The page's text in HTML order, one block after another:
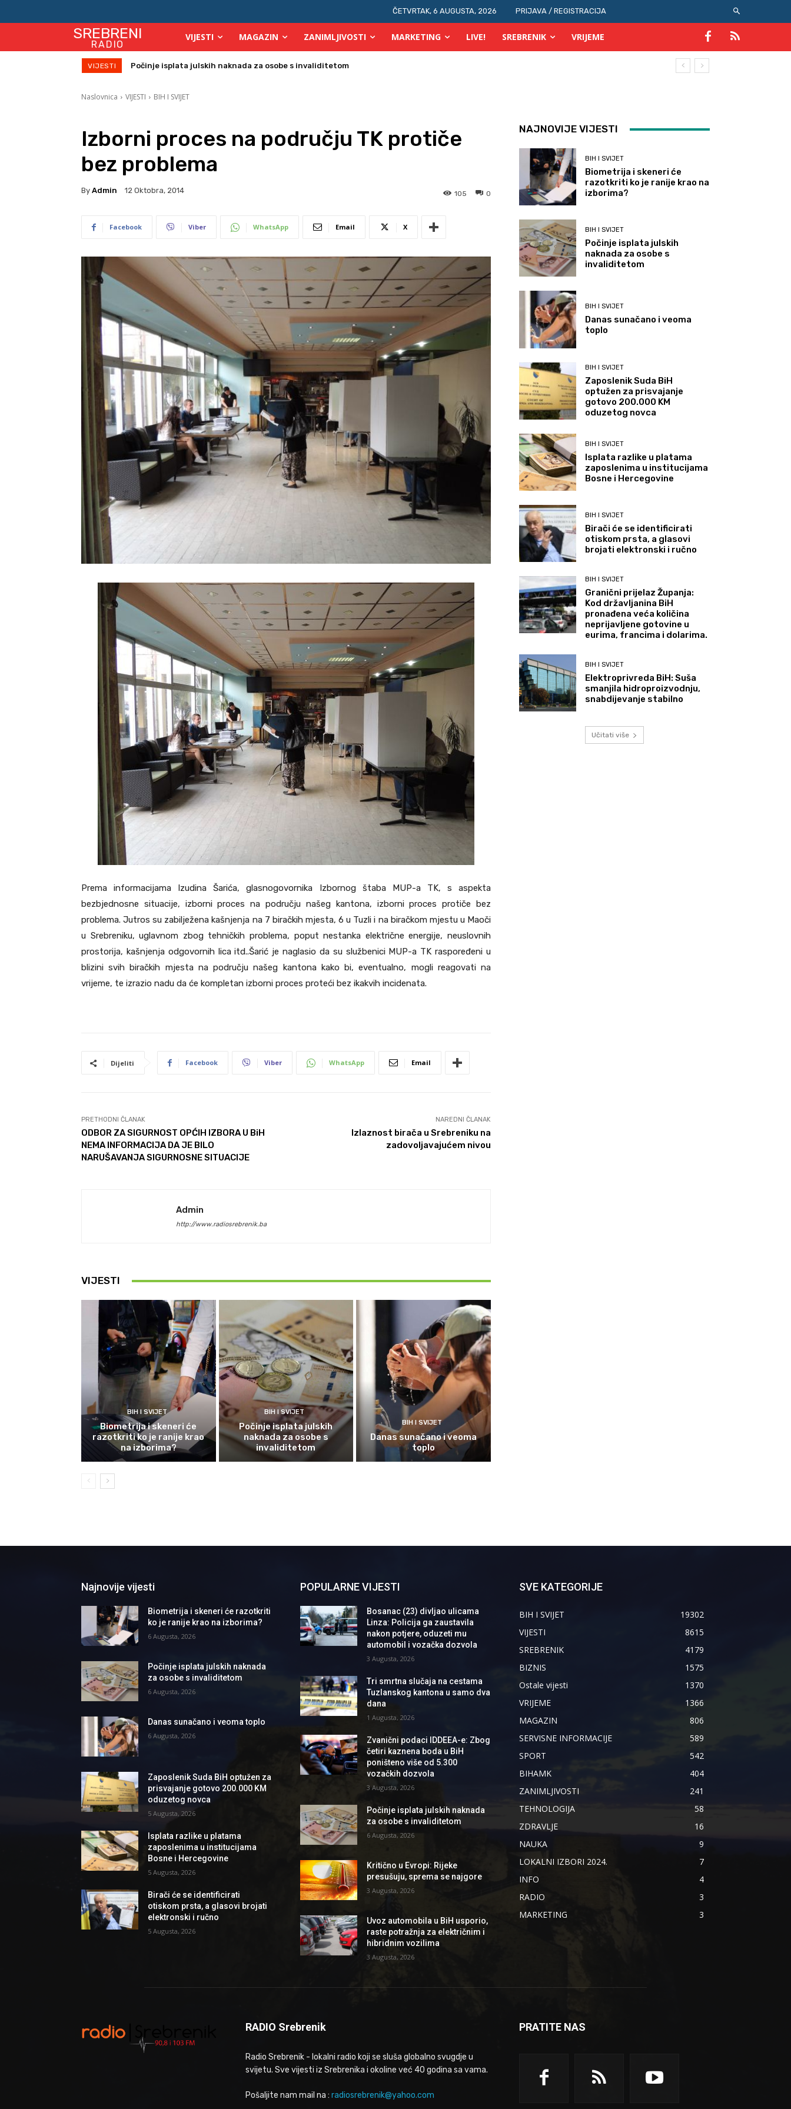
ČETVRTAK, 6 AUGUSTA, 2026 PRIJAVA / REGISTRACIJA
SREBRENI
RADIO
VIJESTI MAGAZIN ZANIMLJIVOSTI MARKETING LIVE! SREBRENIK VRIJEME
VIJESTI Danas sunačano i veoma toplo
Naslovnica VIJESTI BIH I SVIJET
Izborni proces na području TK protiče
bez problema
By Admin 12 Oktobra, 2014 0
105
Facebook Viber WhatsApp Email X
Prema informacijama Izudina Šarića, glasnogovornika Izbornog štaba MUP-a TK, s aspekta
bezbjednosne situacije, izborni proces na području našeg kantona, izborni proces protiče bez
problema. Jutros su zabilježena kašnjenja na 7 biračkih mjesta, 6 u Tuzli i na biračkom mjestu u Maoči
u Srebreniku, uglavnom zbog tehničkih problema, poput nestanka električne energije, neuslovnih
prostorija, kašnjenja odgovornih lica itd..Šarić je naglasio da su službenici MUP-a TK raspoređeni u
blizini svih biračkih mjesta na području našeg kantona kako bi, eventualno, mogli reagovati na
vrijeme, te izrazio nadu da će kompletan izborni proces proteći bez ikakvih incidenata.
Dijeliti Facebook Viber WhatsApp Email
PRETHODNI ČLANAK
ODBOR ZA SIGURNOST OPĆIH IZBORA U BiH
NEMA INFORMACIJA DA JE BILO
NARUŠAVANJA SIGURNOSNE SITUACIJE
NAREDNI ČLANAK
Izlaznost birača u Srebreniku na
zadovoljavajućem nivou
Admin
http://www.radiosrebrenik.ba
VIJESTI
BIH I SVIJET
Biometrija i skeneri će
razotkriti ko je ranije krao
na izborima?
BIH I SVIJET
Počinje isplata julskih
naknada za osobe s
invaliditetom
BIH I SVIJET
Danas sunačano i veoma
toplo
NAJNOVIJE VIJESTI
BIH I SVIJET
Biometrija i skeneri će
razotkriti ko je ranije krao na
izborima?
BIH I SVIJET
Počinje isplata julskih
naknada za osobe s
invaliditetom
BIH I SVIJET
Danas sunačano i veoma
toplo
BIH I SVIJET
Zaposlenik Suda BiH
optužen za prisvajanje
gotovo 200.000 KM
oduzetog novca
BIH I SVIJET
Isplata razlike u platama
zaposlenima u institucijama
Bosne i Hercegovine
BIH I SVIJET
Birači će se identificirati
otiskom prsta, a glasovi
brojati elektronski i ručno
BIH I SVIJET
Granični prijelaz Županja:
Kod državljanina BiH
pronađena veća količina
neprijavljene gotovine u
eurima, francima i dolarima.
BIH I SVIJET
Elektroprivreda BiH: Suša
smanjila hidroproizvodnju,
snabdijevanje stabilno
Učitati više
Najnovije vijesti
Biometrija i skeneri će razotkriti
ko je ranije krao na izborima?
6 Augusta, 2026
Počinje isplata julskih naknada
za osobe s invaliditetom
6 Augusta, 2026
Danas sunačano i veoma toplo
6 Augusta, 2026
Zaposlenik Suda BiH optužen za
prisvajanje gotovo 200.000 KM
oduzetog novca
5 Augusta, 2026
Isplata razlike u platama
zaposlenima u institucijama
Bosne i Hercegovine
5 Augusta, 2026
Birači će se identificirati
otiskom prsta, a glasovi brojati
elektronski i ručno
5 Augusta, 2026
POPULARNE VIJESTI
Bosanac (23) divljao ulicama
Linza: Policija ga zaustavila
nakon potjere, oduzeti mu
automobil i vozačka dozvola
3 Augusta, 2026
Tri smrtna slučaja na cestama
Tuzlanskog kantona u samo dva
dana
1 Augusta, 2026
Zvanični podaci IDDEEA-e: Zbog
četiri kaznena boda u BiH
poništeno više od 5.300
vozačkih dozvola
3 Augusta, 2026
Počinje isplata julskih naknada
za osobe s invaliditetom
6 Augusta, 2026
Kritično u Evropi: Rijeke
presušuju, sprema se najgore
3 Augusta, 2026
Uvoz automobila u BiH usporio,
raste potražnja za električnim i
hibridnim vozilima
3 Augusta, 2026
SVE KATEGORIJE
BIH I SVIJET
19302
VIJESTI
8615
SREBRENIK
4179
BIZNIS
1575
Ostale vijesti
1370
VRIJEME
1366
MAGAZIN
806
SERVISNE INFORMACIJE
589
SPORT
542
BIHAMK
404
ZANIMLJIVOSTI
241
TEHNOLOGIJA
58
ZDRAVLJE
16
NAUKA
9
LOKALNI IZBORI 2024.
7
INFO
4
RADIO
3
MARKETING
3
RADIO Srebrenik
Radio Srebrenik - lokalni radio koji se sluša globalno svugdje u
svijetu. Sve vijesti iz Srebrenika i okoline već 40 godina sa vama.
Pošaljite nam mail na : radiosrebrenik@yahoo.com
PRATITE NAS